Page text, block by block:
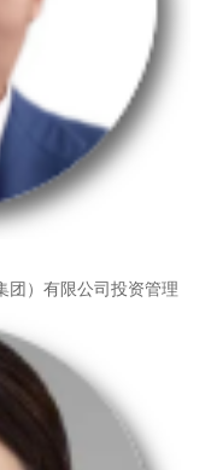
团）有限公司投资管理